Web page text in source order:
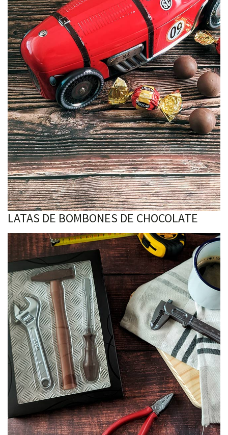
LATAS DE BOMBONES DE CHOCOLATE